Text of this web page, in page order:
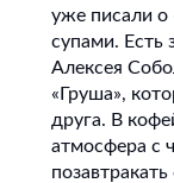
уже писали о
супами. Есть
Алексея
«Груша»,
друга. В
атмосфера с